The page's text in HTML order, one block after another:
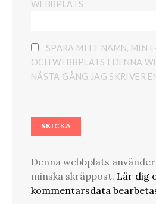
WEBBPLATS
SPARA MITT NAMN, MIN
OCH WEBBPLATS I DENNA
NÄSTA GÅNG JAG SKRIVER
Denna webbplats
minska skräppost. Lär dig
kommentarsdata